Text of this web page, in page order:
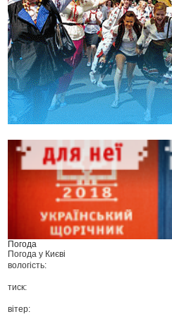
Погода
Погода у Києві
вологість:
тиск:
вітер: